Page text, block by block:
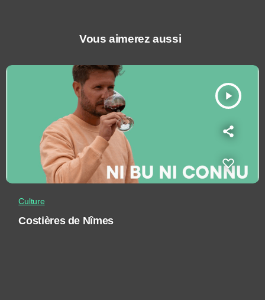
Vous aimerez aussi
play_arrow
Culture
Costières de Nîmes